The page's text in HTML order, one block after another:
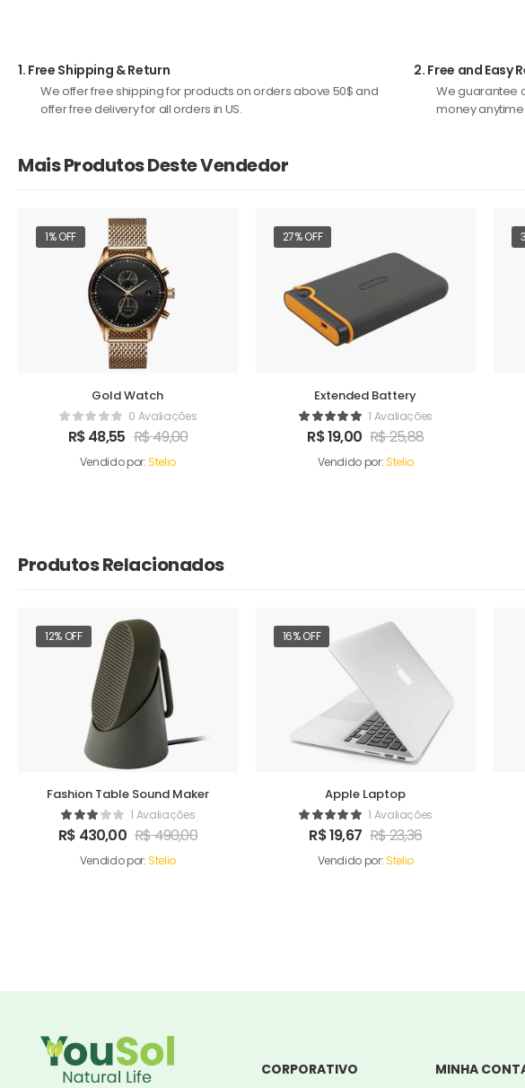
1. Free Shipping & Return
We offer free shipping for products on orders above 50$ and
offer free delivery for all orders in US.
2. Free and Easy
We guarantee
money anytime
Mais Produtos Deste Vendedor
1% OFF
Gold Watch
0 Avaliações
R$48,55 R$49,00
Vendido por:Stelio
27% OFF
Extended Battery
1 Avaliações
R$19,00 R$25,88
Vendido por:Stelio
Produtos Relacionados
12% OFF
Fashion Table Sound Maker
1 Avaliações
R$ 430,00 R$490,00
Vendido por:Stelio
16% OFF
Apple Laptop
1 Avaliações
R$19,67 R$23,36
Vendido por:Stelio
CORPORATIVO MINHA